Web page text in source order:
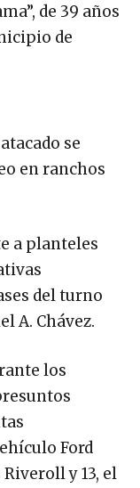
de 39 años
de
se
en ranchos
a planteles
del turno
A. Chávez.
los
Ford
y 13, el